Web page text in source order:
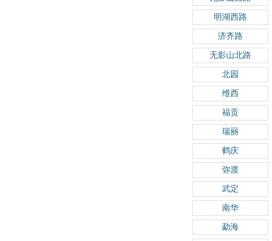
明湖西路
济齐路
无影山北路
北园
维西
福贡
瑞丽
鹤庆
弥渡
武定
南华
勐海